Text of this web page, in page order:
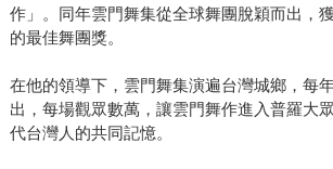
作」。同年雲門舞集從全球舞團脫穎而出，
的最佳舞團獎。
在他的領導下，雲門舞集演遍台灣城鄉，每
出，每場觀眾數萬，讓雲門舞作進入普羅大
代台灣人的共同記憶。